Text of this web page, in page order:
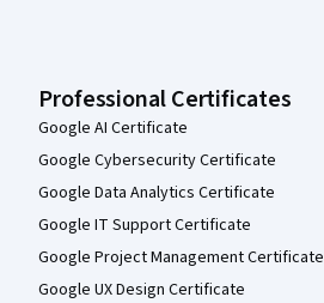
Professional Certificates
Google AI Certificate
Google Cybersecurity Certificate
Google Data Analytics Certificate
Google IT Support Certificate
Google Project Management Certificate
Google UX Design Certificate